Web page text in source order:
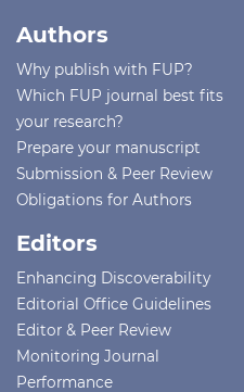
Authors
Why publish with FUP?
Which FUP journal best fits
your research?
Prepare your manuscript
Submission & Peer Review
Obligations for Authors
Editors
Enhancing Discoverability
Editorial Office Guidelines
Editor & Peer Review
Monitoring Journal
Performance